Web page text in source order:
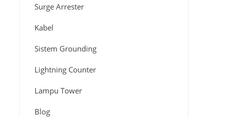
Surge Arrester
Kabel
Sistem Grounding
Lightning Counter
Lampu Tower
Blog